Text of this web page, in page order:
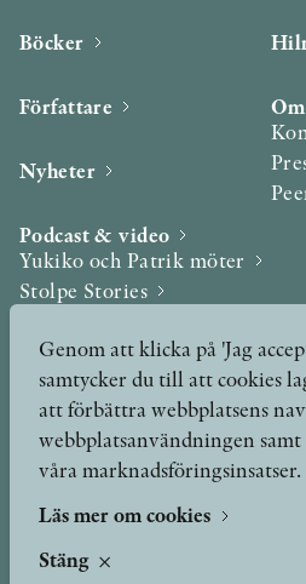
Böcker
Författare
Nyheter
Podcast & video
Yukiko och Patrik möter
Stolpe Stories
Utmärkelser & Format
Utmärkelser
Övriga format
Genom att klicka på 'Jag
samtycker du till att cookies
att förbättra webbplatsens
webbplatsanvändningen
våra marknadsföringsinsatser.
Läs mer om cookies
Stäng